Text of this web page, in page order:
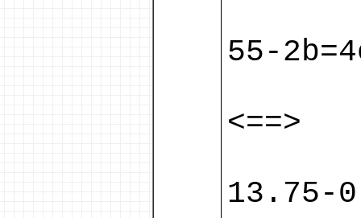
55-
<==>
13.75-